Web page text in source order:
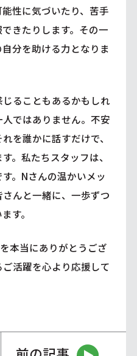
性に気づいたり、苦手
きたりします。その一
分を助ける力となりま
ることもあるかもしれ
ではありません。不安
を誰かに話すだけで、
。私たちスタッフは、
。Nさんの温かいメッ
んと一緒に、一歩ずつ
す。
本当にありがとうござ
活躍を心より応援して